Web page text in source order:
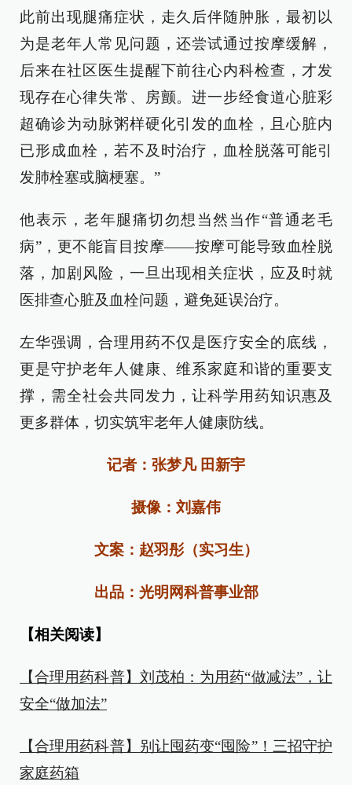
此前出现腿痛症状，走久后伴随肿胀，最初以
为是老年人常见问题，还尝试通过按摩缓解，
后来在社区医生提醒下前往心内科检查，才发
现存在心律失常、房颤。进一步经食道心脏彩
超确诊为动脉粥样硬化引发的血栓，且心脏内
已形成血栓，若不及时治疗，血栓脱落可能引
发肺栓塞或脑梗塞。”
他表示，老年腿痛切勿想当然当作“普通老毛
病”，更不能盲目按摩——按摩可能导致血栓脱
落，加剧风险，一旦出现相关症状，应及时就
医排查心脏及血栓问题，避免延误治疗。
左华强调，合理用药不仅是医疗安全的底线，
更是守护老年人健康、维系家庭和谐的重要支
撑，需全社会共同发力，让科学用药知识惠及
更多群体，切实筑牢老年人健康防线。
记者：张梦凡 田新宇
摄像：刘嘉伟
文案：赵羽彤（实习生）
出品：光明网科普事业部
【相关阅读】
【合理用药科普】刘茂柏：为用药“做减法”，让
安全“做加法”
【合理用药科普】别让囤药变“囤险”！三招守护
家庭药箱